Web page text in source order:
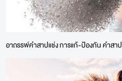
อาถรรพ์คำสาปแช่ง การแก้-ป้องกัน คำสาป